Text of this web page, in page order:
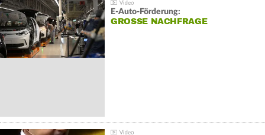
E-Auto-Förderung:
GROSSE NACHFRAGE